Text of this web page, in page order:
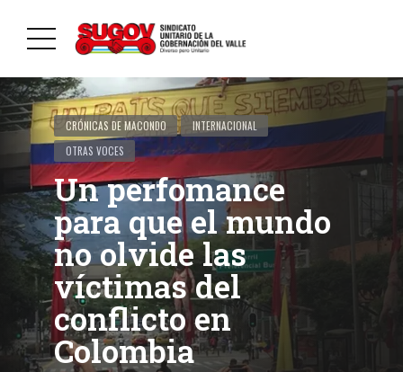
CRÓNICAS DE MACONDO
INTERNACIONAL
OTRAS VOCES
Un perfomance
para que el mundo
no olvide las
víctimas del
conflicto en
Colombia